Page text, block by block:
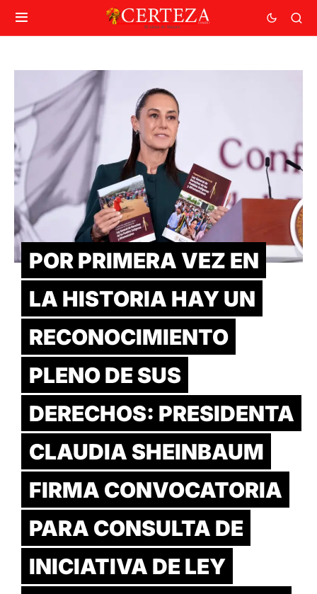
POR PRIMERA VEZ EN
LA HISTORIA HAY UN
RECONOCIMIENTO
PLENO DE SUS
DERECHOS: PRESIDENTA
CLAUDIA SHEINBAUM
FIRMA CONVOCATORIA
PARA CONSULTA DE
INICIATIVA DE LEY